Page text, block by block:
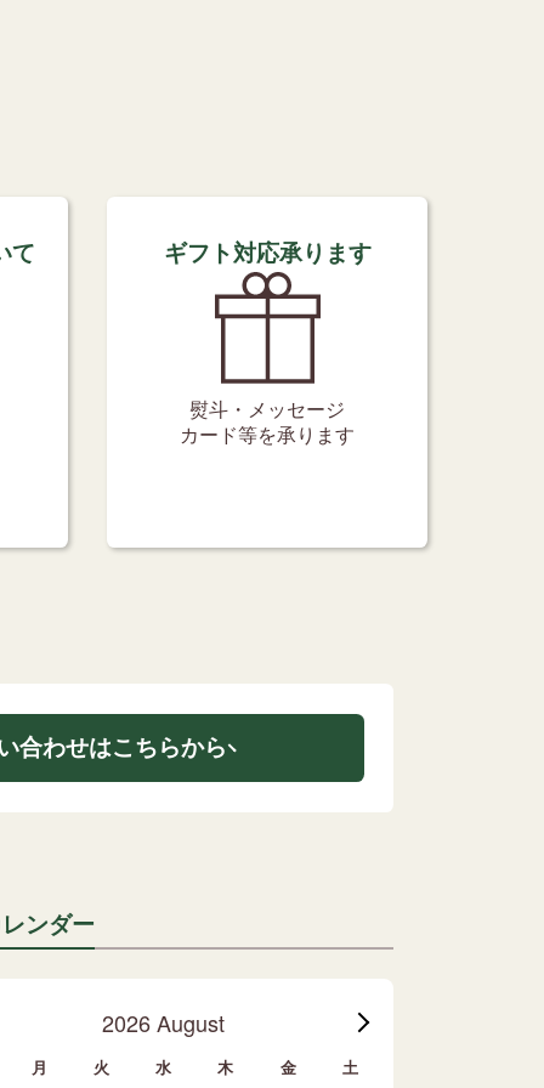
て ギフト対応承ります
熨斗・メッセージ
カード等を承ります
合わせはこちらから
ンダー
2026 August
月 火 水 木 金 土